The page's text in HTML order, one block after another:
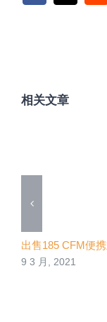
相关文章
出售185 CFM便
9 3 月, 2021